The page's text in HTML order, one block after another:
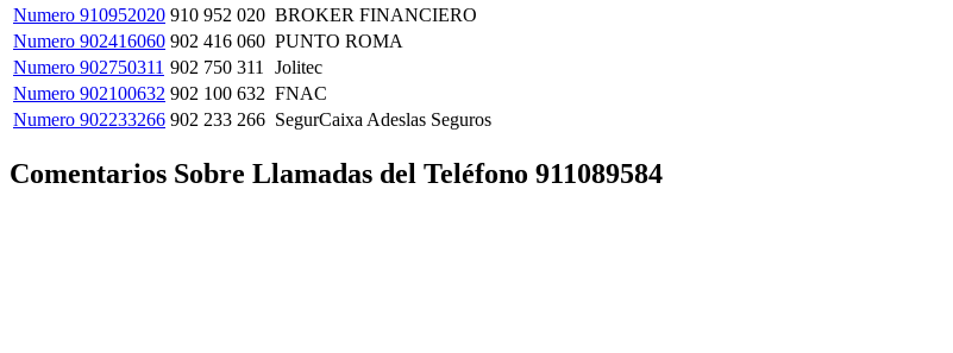
Numero 910952020 910 952 020 BROKER FINANCIERO
Numero 902416060 902 416 060 PUNTO ROMA
Numero 902750311 902 750 311
Jolitec
Numero 902100632 902 100 632 FNAC
Numero 902233266 902 233 266 SegurCaixa Adeslas Seguros
Comentarios Sobre Llamadas del Teléfono 911089584